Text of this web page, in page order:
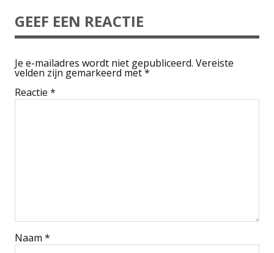
GEEF EEN REACTIE
Je e-mailadres wordt niet gepubliceerd. Vereiste
velden zijn gemarkeerd met*
Reactie *
Naam *